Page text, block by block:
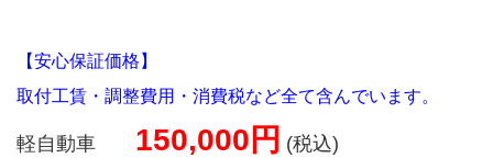
【安心保証価格】
取付工賃・調整費用・消費税など全て含んでいます。
軽自動車 150,000円 (税込)